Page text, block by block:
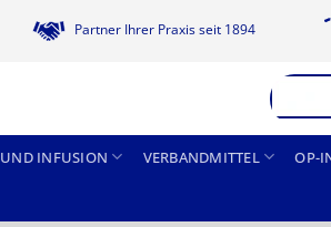
Partner Ihrer Praxis seit 1894
INFUSION VERBANDMITTEL OP-